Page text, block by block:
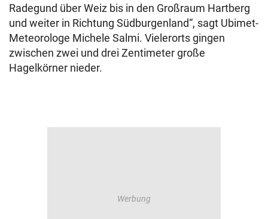
Radegund über Weiz bis in den Großraum Hartberg
und weiter in Richtung Südburgenland“, sagt Ubimet-
Meteorologe Michele Salmi. Vielerorts gingen
zwischen zwei und drei Zentimeter große
Hagelkörner nieder.